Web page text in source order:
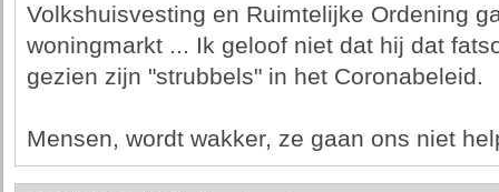
Volkshuisvesting en Ruimtelijke Ordening
woningmarkt ... Ik geloof niet dat hij dat
gezien zijn "strubbels" in het Coronabeleid.
Mensen, wordt wakker, ze gaan ons niet